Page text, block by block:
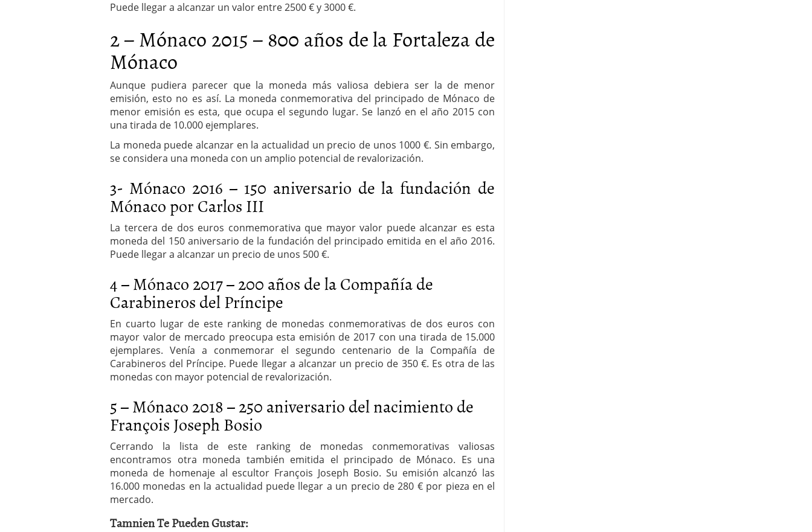
Puede llegar a alcanzar un valor entre 2500 € y 3000 €.
2 – Mónaco 2015 – 800 años de la Fortaleza de
Mónaco
Aunque pudiera parecer que la moneda más valiosa debiera ser la de menor
emisión, esto no es así. La moneda conmemorativa del principado de Mónaco de
menor emisión es esta, que ocupa el segundo lugar. Se lanzó en el año 2015 con
una tirada de 10.000 ejemplares.
La moneda puede alcanzar en la actualidad un precio de unos 1000 €. Sin embargo,
se considera una moneda con un amplio potencial de revalorización.
3- Mónaco 2016 – 150 aniversario de la fundación de
Mónaco por Carlos III
La tercera de dos euros conmemorativa que mayor valor puede alcanzar es esta
moneda del 150 aniversario de la fundación del principado emitida en el año 2016.
Puede llegar a alcanzar un precio de unos 500 €.
4 – Mónaco 2017 – 200 años de la Compañía de
Carabineros del Príncipe
En cuarto lugar de este ranking de monedas conmemorativas de dos euros con
mayor valor de mercado preocupa esta emisión de 2017 con una tirada de 15.000
ejemplares. Venía a conmemorar el segundo centenario de la Compañía de
Carabineros del Príncipe. Puede llegar a alcanzar un precio de 350 €. Es otra de las
monedas con mayor potencial de revalorización.
5 – Mónaco 2018 – 250 aniversario del nacimiento de
François Joseph Bosio
Cerrando la lista de este ranking de monedas conmemorativas valiosas
encontramos otra moneda también emitida el principado de Mónaco. Es una
moneda de homenaje al escultor François Joseph Bosio. Su emisión alcanzó las
16.000 monedas en la actualidad puede llegar a un precio de 280 € por pieza en el
mercado.
Tamnien Te Pueden Gustar: